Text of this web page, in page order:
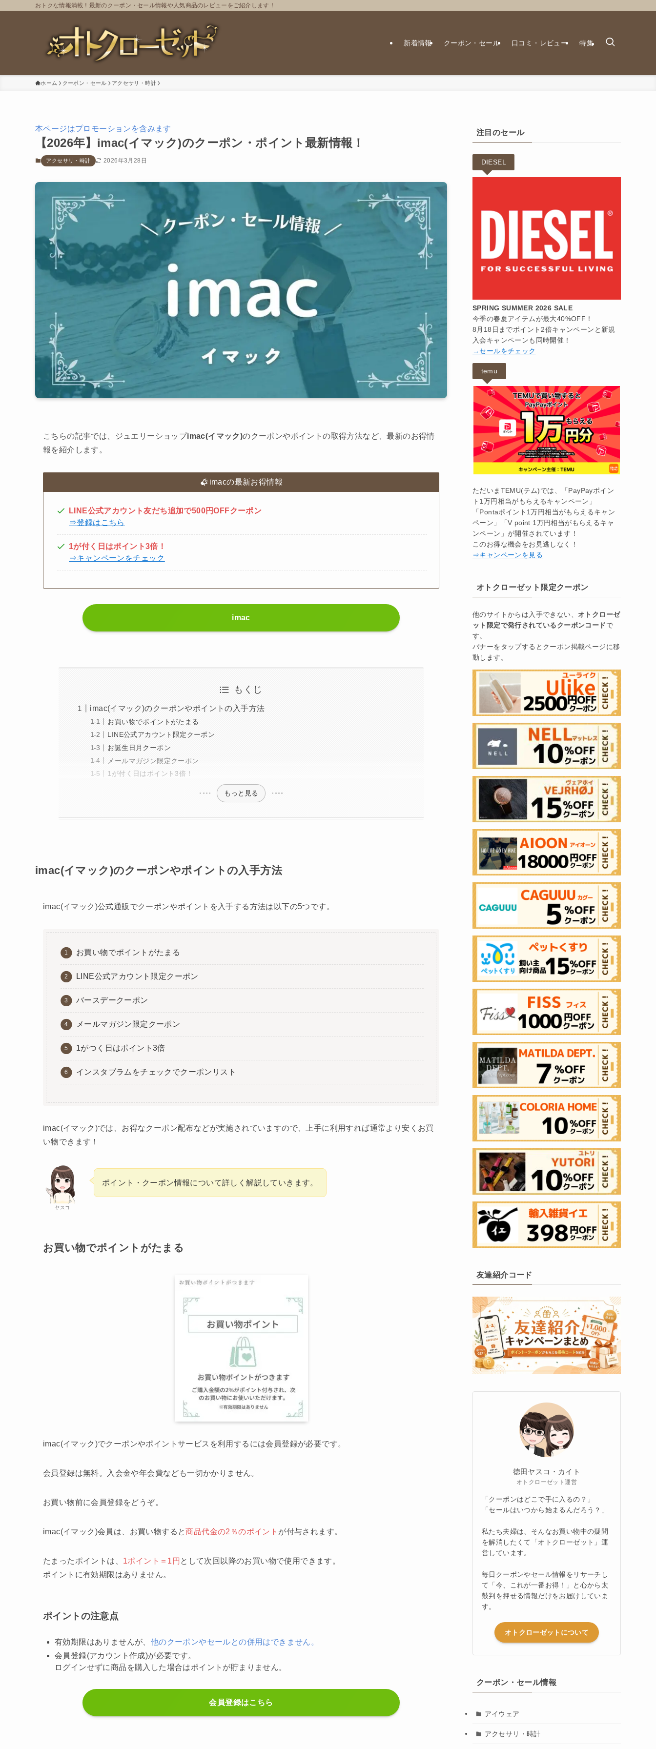
おトクな情報満載！最新のクーポン・セール情報や人気商品のレビューをご紹介します！
新着情報 クーポン・セール 口コミ・レビュー 特集
ホーム クーポン・セール アクセサリ・時計
本ページはプロモーションを含みます
【2026年】imac(イマック)のクーポン・ポイント最新情報！
アクセサリ・時計 2026年3月28日
こちらの記事では、ジュエリーショップimac(イマック)のクーポンやポイントの取得方法など、最新のお得情
報を紹介します。
imacの最新お得情報
LINE公式アカウント友だち追加で500円OFFクーポン
⇒登録はこちら
1が付く日はポイント3倍！
⇒キャンペーンをチェック
imac
もくじ
imac(イマック)のクーポンやポイントの入手方法
お買い物でポイントがたまる
LINE公式アカウント限定クーポン
お誕生日月クーポン
メールマガジン限定クーポン
1が付く日はポイント3倍！
もっと見る
imac(イマック)のクーポンやポイントの入手方法
imac(イマック)公式通販でクーポンやポイントを入手する方法は以下の5つです。
お買い物でポイントがたまる
LINE公式アカウント限定クーポン
バースデークーポン
メールマガジン限定クーポン
1がつく日はポイント3倍
インスタブラムをチェックでクーポンリスト
imac(イマック)では、お得なクーポン配布などが実施されていますので、上手に利用すれば通常より安くお買
い物できます！
ヤスコ
ポイント・クーポン情報について詳しく解説していきます。
お買い物でポイントがたまる
imac(イマック)でクーポンやポイントサービスを利用するには会員登録が必要です。
会員登録は無料。入会金や年会費なども一切かかりません。
お買い物前に会員登録をどうぞ。
imac(イマック)会員は、お買い物すると商品代金の2％のポイント が付与されます。
たまったポイントは、 1ポイント＝1円 として次回以降のお買い物で使用できます。
ポイントに有効期限はありません。
ポイントの注意点
有効期限はありませんが、 他のクーポンやセールとの併用はできません。
会員登録(アカウント作成)が必要です。
ログインせずに商品を購入した場合はポイントが貯まりません。
会員登録はこちら
注目のセール
DIESEL
SPRING SUMMER 2026 SALE
今季の春夏アイテムが最大40%OFF！
8月18日までポイント2倍キャンペーンと新規
入会キャンペーンも同時開催！
→セールをチェック
temu
ただいまTEMU(テム)では、「PayPayポイン
ト1万円相当がもらえるキャンペーン」
「Pontaポイント1万円相当がもらえるキャン
ペーン」「V point 1万円相当がもらえるキャ
ンペーン」が開催されています！
このお得な機会をお見逃しなく！
⇒キャンペーンを見る
オトクローゼット限定クーポン
他のサイトからは入手できない、 オトクローゼ
ット限定で発行されているクーポンコードで
す。
バナーをタップするとクーポン掲載ページに移
動します。
友達紹介コード
徳田ヤスコ・カイト
オトクローゼット運営
「クーポンはどこで手に入るの？」
「セールはいつから始まるんだろう？」
私たち夫婦は、そんなお買い物中の疑問
を解消したくて「オトクローゼット」運
営しています。
毎日クーポンやセール情報をリサーチし
て「今、これが一番お得！」と心から太
鼓判を押せる情報だけをお届けしていま
す。
オトクローゼットについて
クーポン・セール情報
アイウェア
アクセサリ・時計